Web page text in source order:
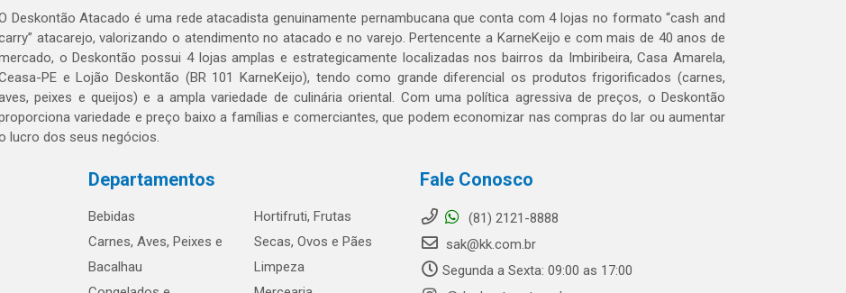
Deskontão Atacado é uma rede atacadista genuinamente pernambucana que conta com 4 lojas no formato “cash and
atacarejo, valorizando o atendimento no atacado e no varejo. Pertencente a KarneKeijo e com mais de 40 anos de
o Deskontão possui 4 lojas amplas e estrategicamente localizadas nos bairros da Imbiribeira, Casa Amarela,
PE e Lojão Deskontão (BR 101 KarneKeijo), tendo como grande diferencial os produtos frigorificados (carnes,
peixes e queijos) e a ampla variedade de culinária oriental. Com uma política agressiva de preços, o Deskontão
variedade e preço baixo a famílias e comerciantes, que podem economizar nas compras do lar ou aumentar
lucro dos seus negócios.
Departamentos
Bebidas
Carnes, Aves, Peixes e
Bacalhau
Hortifruti, Frutas
Secas, Ovos e Pães
Limpeza
Fale Conosco
(81) 2121-8888
sak@kk.com.br
Segunda a Sexta: 09:00 as 17:00